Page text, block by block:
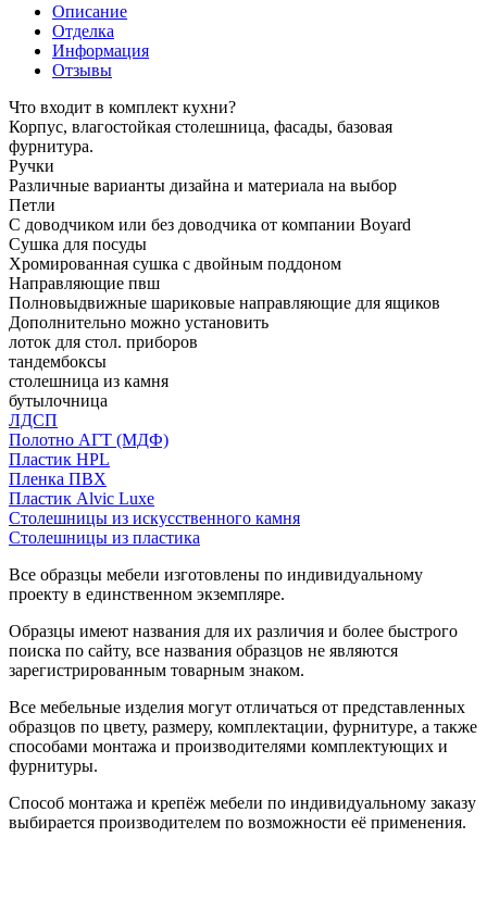
Описание
Отделка
Информация
Отзывы
Что входит в комплект кухни?
Корпус, влагостойкая столешница, фасады, базовая
фурнитура.
Ручки
Различные варианты дизайна и материала на выбор
Петли
С доводчиком или без доводчика от компании Boyard
Сушка для посуды
Хромированная сушка с двойным поддоном
Направляющие пвш
Полновыдвижные шариковые направляющие для ящиков
Дополнительно можно установить
лоток для стол. приборов
тандембоксы
столешница из камня
бутылочница
ЛДСП
Полотно АГТ (МДФ)
Пластик HPL
Пленка ПВХ
Пластик Alvic Luxe
Столешницы из искусственного камня
Столешницы из пластика
Все образцы мебели изготовлены по индивидуальному
проекту в единственном экземпляре.
Образцы имеют названия для их различия и более быстрого
поиска по сайту, все названия образцов не являются
зарегистрированным товарным знаком.
Все мебельные изделия могут отличаться от представленных
образцов по цвету, размеру, комплектации, фурнитуре, а также
способами монтажа и производителями комплектующих и
фурнитуры.
Способ монтажа и крепёж мебели по индивидуальному заказу
выбирается производителем по возможности её применения.